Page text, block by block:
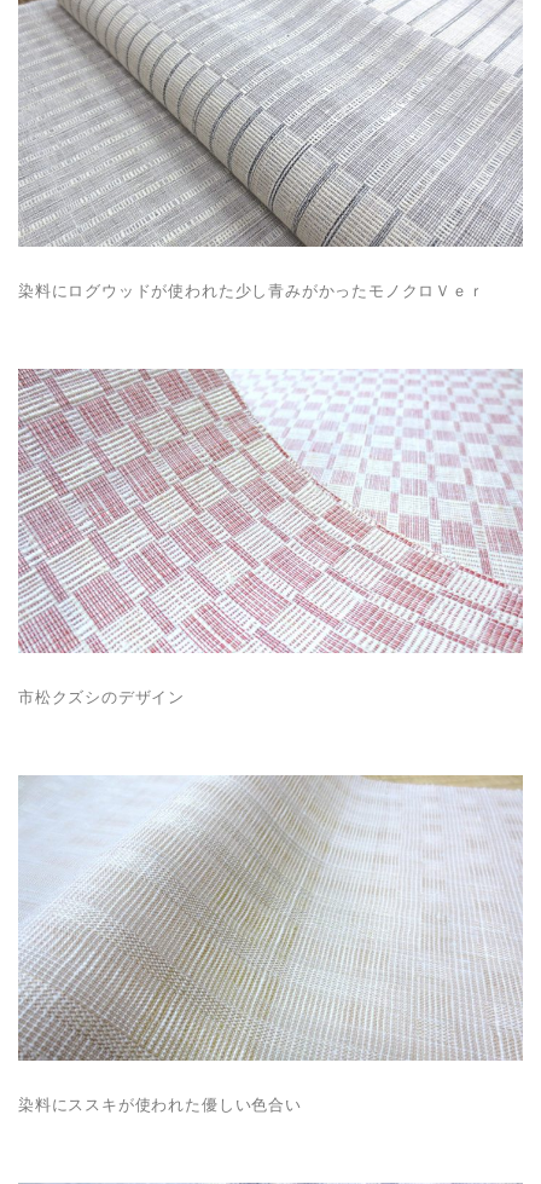
染料にログウッドが使われた少し青みがかったモノクロＶｅｒ
市松クズシのデザイン
染料にススキが使われた優しい色合い